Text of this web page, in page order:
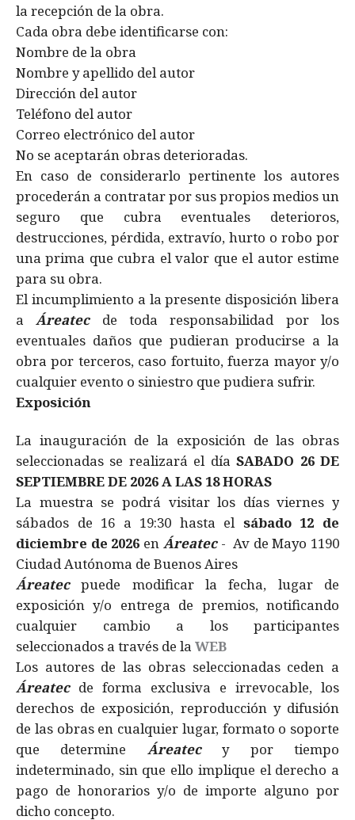
la recepción de la obra.
Cada obra debe identificarse con:
Nombre de la obra
Nombre y apellido del autor
Dirección del autor
Teléfono del autor
Correo electrónico del autor
No se aceptarán obras deterioradas.
En caso de considerarlo pertinente los autores
procederán a contratar por sus propios medios un
seguro que cubra eventuales deterioros,
destrucciones, pérdida, extravío, hurto o robo por
una prima que cubra el valor que el autor estime
para su obra.
El incumplimiento a la presente disposición libera
aÁreatecde toda responsabilidad por los
eventuales daños que pudieran producirse a la
obra por terceros, caso fortuito, fuerza mayor y/o
cualquier evento o siniestro que pudiera sufrir.
Exposición
La inauguración de la exposición de las obras
seleccionadas se realizará el díaSABADO 26 DE
SEPTIEMBRE DE 2026 A LAS 18 HORAS
La muestra se podrá visitar los días viernes y
sábados de 16 a 19:30 hasta el sábado 12 de
diciembre de 2026 en Áreatec- Av de Mayo 1190
Ciudad Autónoma de Buenos Aires
Áreatecpuede modificar la fecha, lugar de
exposición y/o entrega de premios, notificando
cualquier cambio a los participantes
seleccionados a través de la WEB
Los autores de las obras seleccionadas ceden a
Áreatecde forma exclusiva e irrevocable, los
derechos de exposición, reproducción y difusión
de las obras en cualquier lugar, formato o soporte
que determine Áreatecy por tiempo
indeterminado, sin que ello implique el derecho a
pago de honorarios y/o de importe alguno por
dicho concepto.